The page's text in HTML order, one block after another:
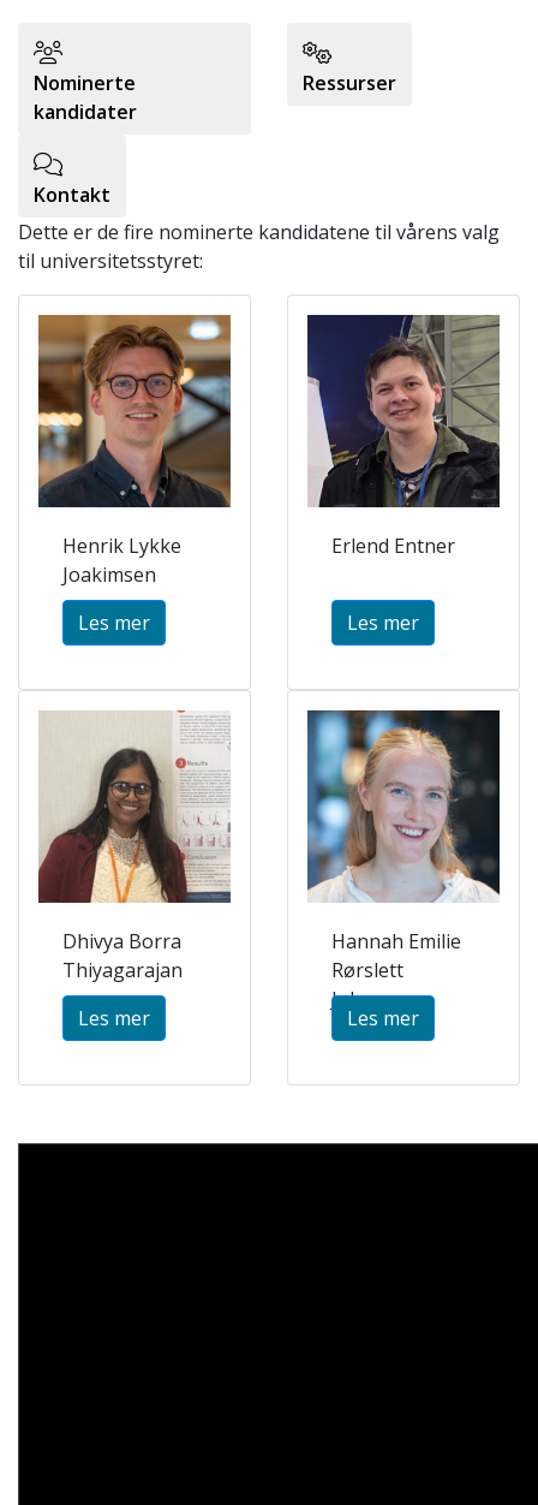
Nominerte
kandidater
Ressurser
Kontakt
Dette er de fire nominerte kandidatene til vårens valg
til universitetsstyret:
Henrik Lykke
Joakimsen
Les mer
Erlend Entner
Les mer
Dhivya Borra
Thiyagarajan
Les mer
Hannah Emilie
Rørslett
Johansson
Les mer